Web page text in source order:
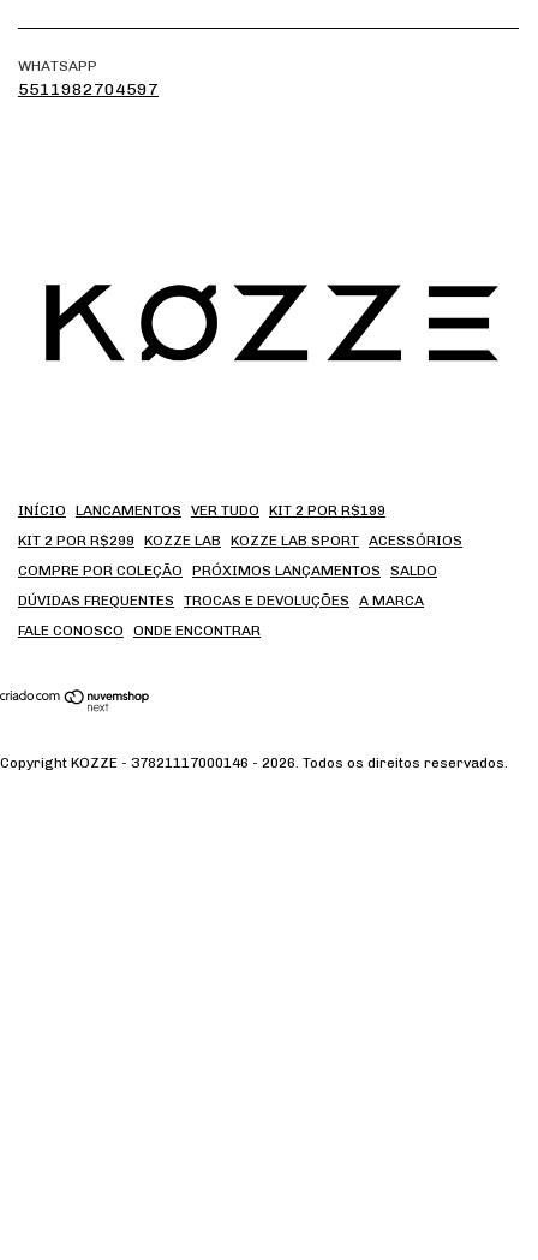
WHATSAPP
5511982704597
INÍCIO LANCAMENTOS VER TUDO
KIT 2 POR R$199
KIT 2 POR R$299
KOZZE LAB KOZZE LAB SPORT ACESSÓRIOS
COMPRE POR COLEÇÃO
PRÓXIMOS LANÇAMENTOS
SALDO
DÚVIDAS FREQUENTES
TROCAS E DEVOLUÇÕES
A MARCA
FALE CONOSCO
ONDE ENCONTRAR
Copyright KOZZE - 37821117000146 - 2026. Todos os direitos reservados.